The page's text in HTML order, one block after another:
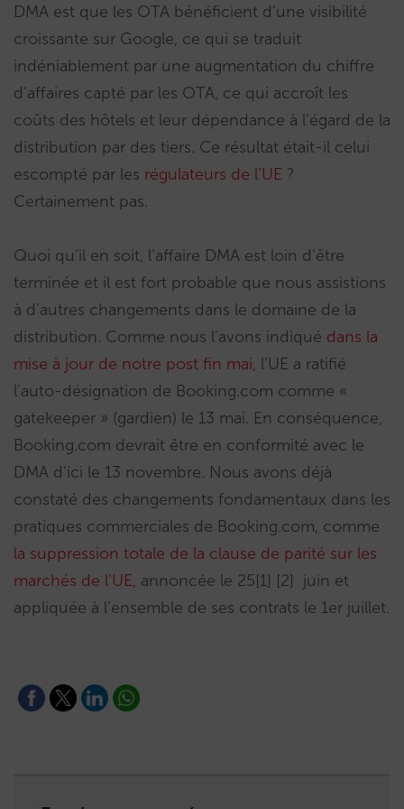
DMA est que les OTA bénéficient d’une visibilité
croissante sur Google, ce qui se traduit
indéniablement par une augmentation du chiffre
d’affaires capté par les OTA, ce qui accroît les
coûts des hôtels et leur dépendance à l’égard de la
distribution par des tiers. Ce résultat était-il celui
escompté par les régulateurs de l’UE ?
Certainement pas.
Quoi qu’il en soit, l’affaire DMA est loin d’être
terminée et il est fort probable que nous assistions
à d’autres changements dans le domaine de la
distribution. Comme nous l’avons indiqué dans la
mise à jour de notre post fin mai, l’UE a ratifié
l’auto-désignation de Booking.com comme «
gatekeeper » (gardien) le 13 mai. En conséquence,
Booking.com devrait être en conformité avec le
DMA d’ici le 13 novembre. Nous avons déjà
constaté des changements fondamentaux dans les
pratiques commerciales de Booking.com, comme
la suppression totale de la clause de parité sur les
marchés de l’UE, annoncée le 25[1] [2] juin et
appliquée à l’ensemble de ses contrats le 1er juillet.